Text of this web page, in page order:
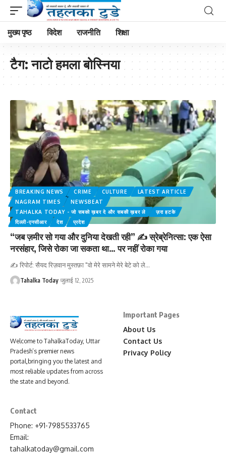
मुख्य पृष्ठ विदेश राजनीति शिक्षा
टैग:नाटो हमला बोस्निया
BREAKING NEWS CRIME CULTURE
LATEST ARTICLE
NAGRAM TIMES
NEWSBEAT
TAHALKA TODAY - जो सबको ख़बर दे और सबकी ख़बर ले
ज़रा हटके
दिल्ली-एनसीआर
देश प्रदेश
“जब ज़मीर सो गया और दुनिया देखती रही” ✍️ स्रेब्रेनित्सा: एक ऐसा
नरसंहार, जिसे रोका जा सकता था… पर नहीं रोका गया
✍️ रिपोर्ट: सैयद रिज़वान मुस्तफ़ा "वो मेरे सामने मेरे बेटे को ले…
Tahalka Today जुलाई 12, 2025
Welcome to TahalkaToday, Uttar
Pradesh’s premier news
portal,bringing you the latest and
most reliable updates from across
the state and beyond.
Important Pages
About Us
Contact Us
Privacy Policy
Contact
Phone: +91-7985533765
Email:
tahalkatoday@gmail.com